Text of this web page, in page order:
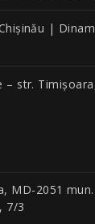
|
– str.
MD-2051
7/3